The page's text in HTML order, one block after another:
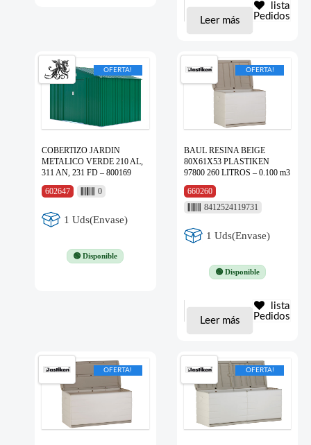
Leer más
lista
Pedidos
OFERTA!
COBERTIZO JARDIN
METALICO VERDE 210 AL,
311 AN, 231 FD – 800169
602647
0
1 Uds(Envase)
🟢 Disponible
OFERTA!
BAUL RESINA BEIGE
80X61X53 PLASTIKEN
97800 260 LITROS – 0.100 m3
660260
8412524119731
1 Uds(Envase)
🟢 Disponible
Leer más
lista
Pedidos
OFERTA! OFERTA!